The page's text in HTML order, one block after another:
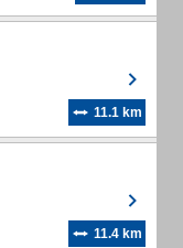
11.1 km
11.4 km